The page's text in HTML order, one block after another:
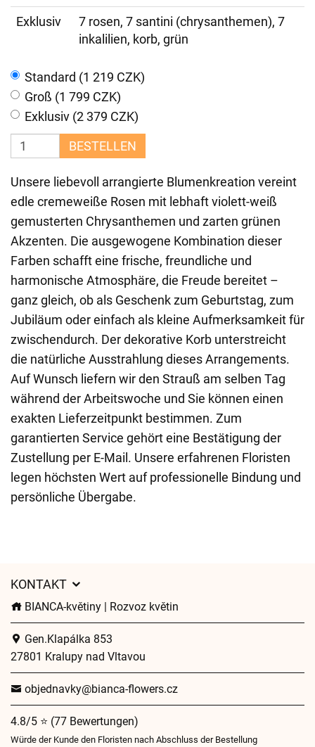
Exklusiv
7 rosen, 7 santini (chrysanthemen), 7
inkalilien, korb, grün
Standard (1 219 CZK)
Groß (1 799 CZK)
Exklusiv (2 379 CZK)
BESTELLEN
Unsere liebevoll arrangierte Blumenkreation vereint
edle cremeweiße Rosen mit lebhaft violett-weiß
gemusterten Chrysanthemen und zarten grünen
Akzenten. Die ausgewogene Kombination dieser
Farben schafft eine frische, freundliche und
harmonische Atmosphäre, die Freude bereitet –
ganz gleich, ob als Geschenk zum Geburtstag, zum
Jubiläum oder einfach als kleine Aufmerksamkeit für
zwischendurch. Der dekorative Korb unterstreicht
die natürliche Ausstrahlung dieses Arrangements.
Auf Wunsch liefern wir den Strauß am selben Tag
während der Arbeitswoche und Sie können einen
exakten Lieferzeitpunkt bestimmen. Zum
garantierten Service gehört eine Bestätigung der
Zustellung per E-Mail. Unsere erfahrenen Floristen
legen höchsten Wert auf professionelle Bindung und
persönliche Übergabe.
KONTAKT
BIANCA-květiny | Rozvoz květin
Gen.Klapálka 853
27801 Kralupy nad Vltavou
objednavky@bianca-flowers.cz
4.8/5 ⭐ (77 Bewertungen)
Würde der Kunde den Floristen nach Abschluss der Bestellung